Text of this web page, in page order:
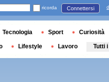
ricorda Connettersi
Tecnologia Sport Curiosità
Lifestyle Lavoro Tutti